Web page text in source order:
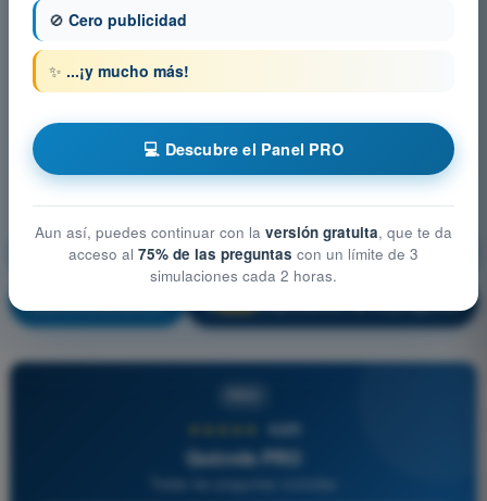
Rendimiento y planificación del vuelo
4,6/5
Quizvds PRO
🚫 Cero publicidad
✨ ...¡y mucho más!
💻 Descubre el Panel PRO
Aun así, puedes continuar con la versión gratuita, que te da
acceso al 75% de las preguntas con un límite de 3
simulaciones cada 2 horas.